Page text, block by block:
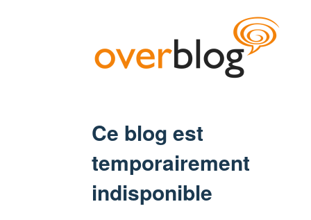
Ce blog est
temporairement
indisponible